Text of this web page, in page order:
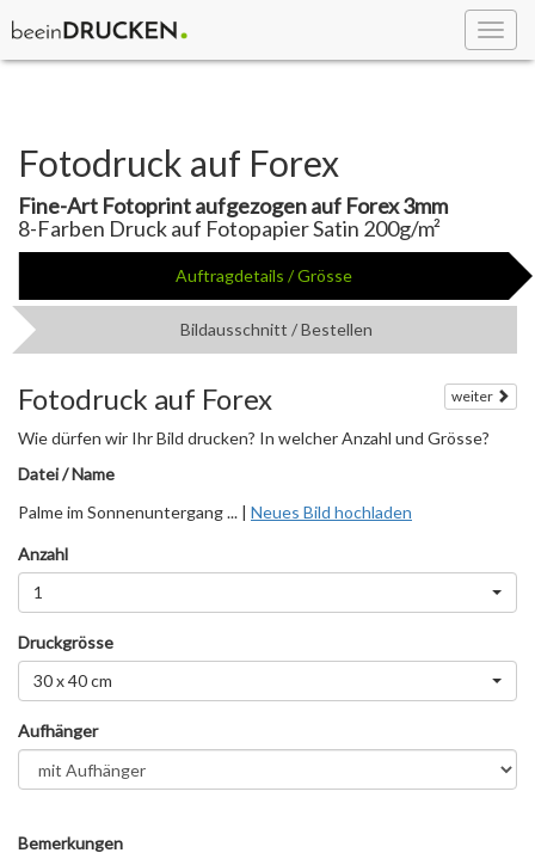
Fotodruck auf Forex
Fine-Art Fotoprint aufgezogen auf Forex 3mm
8-Farben Druck auf Fotopapier Satin 200g/m²
Auftragdetails / Grösse
Bildausschnitt / Bestellen
weiter
Fotodruck auf Forex
Wie dürfen wir Ihr Bild drucken? In welcher Anzahl und Grösse?
Datei / Name
Palme im Sonnenuntergang ... | Neues Bild hochladen
Anzahl
1
Druckgrösse
30 x 40 cm
Aufhänger
Bemerkungen